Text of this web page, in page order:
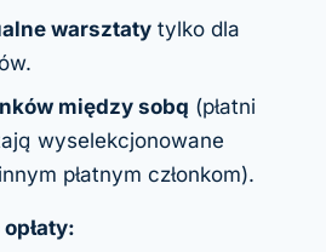
warsztaty tylko dla
między sobą (płatni
wyselekcjonowane
płatnym członkom).